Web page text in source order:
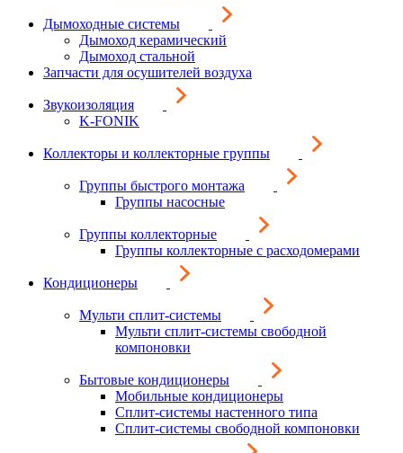
Дымоходные системы
Дымоход керамический
Дымоход стальной
Запчасти для осушителей воздуха
Звукоизоляция
K-FONIK
Коллекторы и коллекторные группы
Группы быстрого монтажа
Группы насосные
Группы коллекторные
Группы коллекторные с расходомерами
Кондиционеры
Мульти сплит-системы
Мульти сплит-системы свободной
компоновки
Бытовые кондиционеры
Мобильные кондиционеры
Сплит-системы настенного типа
Сплит-системы свободной компоновки